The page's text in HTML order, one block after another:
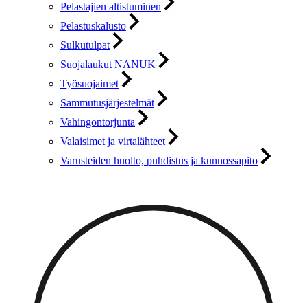
Pelastajien altistuminen
Pelastuskalusto
Sulkutulpat
Suojalaukut NANUK
Työsuojaimet
Sammutusjärjestelmät
Vahingontorjunta
Valaisimet ja virtalähteet
Varusteiden huolto, puhdistus ja kunnossapito